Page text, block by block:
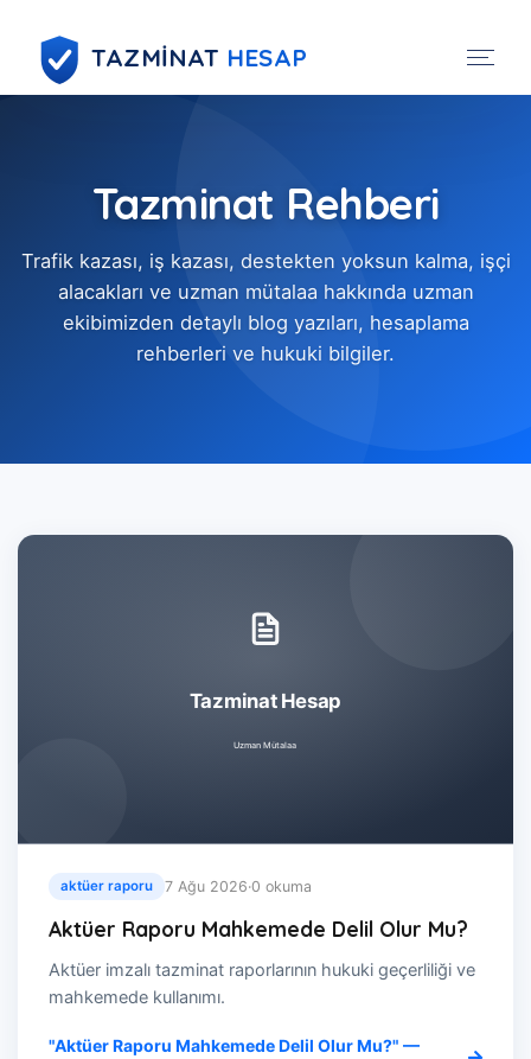
TAZMİNAT HESAP
Tazminat Rehberi
Trafik kazası, iş kazası, destekten yoksun kalma, işçi
alacakları ve uzman mütalaa hakkında uzman
ekibimizden detaylı blog yazıları, hesaplama
rehberleri ve hukuki bilgiler.
aktüer raporu 7 Ağu 2026·0 okuma
Aktüer Raporu Mahkemede Delil Olur Mu?
Aktüer imzalı tazminat raporlarının hukuki geçerliliği ve
mahkemede kullanımı.
"Aktüer Raporu Mahkemede Delil Olur Mu?" —